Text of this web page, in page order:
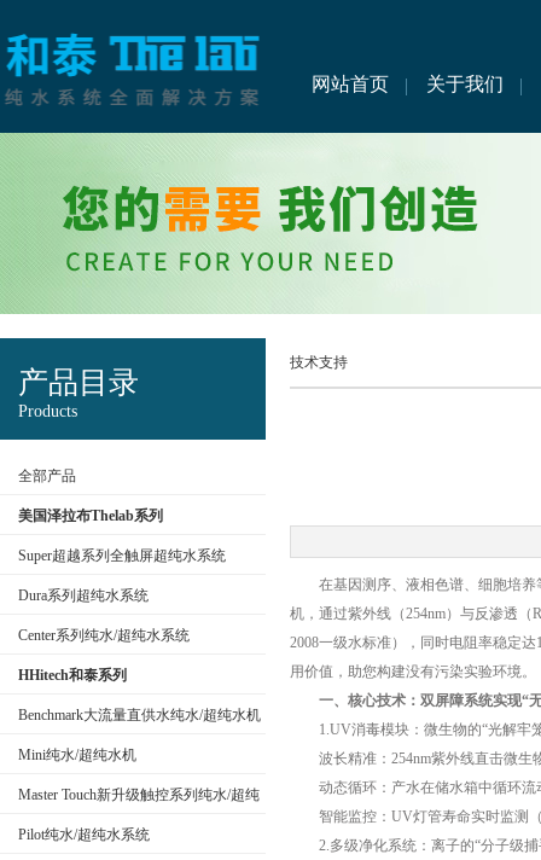
网站首页 关于我们
产品目录
Products
全部产品
美国泽拉布Thelab系列
Super超越系列全触屏超纯水系统
Dura系列超纯水系统
Center系列纯水/超纯水系统
HHitech和泰系列
Benchmark大流量直供水纯水/超纯水机
Mini纯水/超纯水机
Master Touch新升级触控系列纯水/超纯
水系统
Pilot纯水/超纯水系统
技术支持
在基因测序、液相色谱、细胞培养
机，通过紫外线（254nm）与反渗透
2008一级水标准），同时电阻率稳定
用价值，助您构建没有污染实验环境。
一、核心技术：双屏障系统实现“
1.UV消毒模块：微生物的“光解牢
波长精准：254nm紫外线直击微生
动态循环：产水在储水箱中循环流动
智能监控：UV灯管寿命实时监测（
2.多级净化系统：离子的“分子级捕